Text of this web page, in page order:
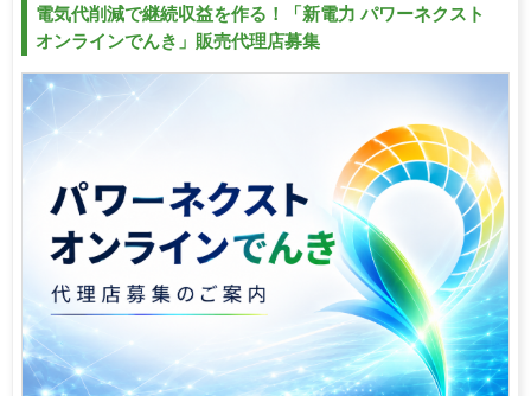
電気代削減で継続収益を作る！「新電力 パワーネクスト
オンラインでんき」販売代理店募集